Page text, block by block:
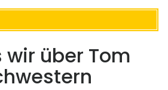
wir über Tom